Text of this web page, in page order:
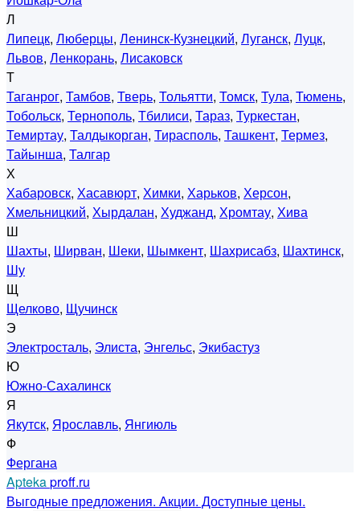
Л
Липецк, Люберцы, Ленинск-Кузнецкий, Луганск, Луцк,
Львов, Ленкорань, Лисаковск
Т
Таганрог, Тамбов, Тверь, Тольятти, Томск, Тула, Тюмень,
Тобольск, Тернополь, Тбилиси, Тараз, Туркестан,
Темиртау, Талдыкорган, Тирасполь, Ташкент, Термез,
Тайынша, Талгар
Х
Хабаровск, Хасавюрт, Химки, Харьков, Херсон,
Хмельницкий, Хырдалан, Худжанд, Хромтау, Хива
Ш
Шахты, Ширван, Шеки, Шымкент, Шахрисабз, Шахтинск,
Шу
Щ
Щелково, Щучинск
Э
Электросталь, Элиста, Энгельс, Экибастуз
Ю
Южно-Сахалинск
Я
Якутск, Ярославль, Янгиюль
Ф
Фергана
Aptekaproff.ru
Выгодные предложения. Акции. Доступные цены.